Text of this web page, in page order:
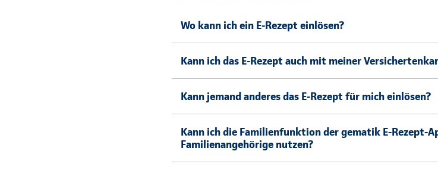
Wo kann ich ein E-Rezept einlösen?
Kann ich das E-Rezept auch mit meiner
Kann jemand anderes das E-Rezept für mich einlösen?
Kann ich die Familienfunktion der gematik E-Rezept-
Familienangehörige nutzen?